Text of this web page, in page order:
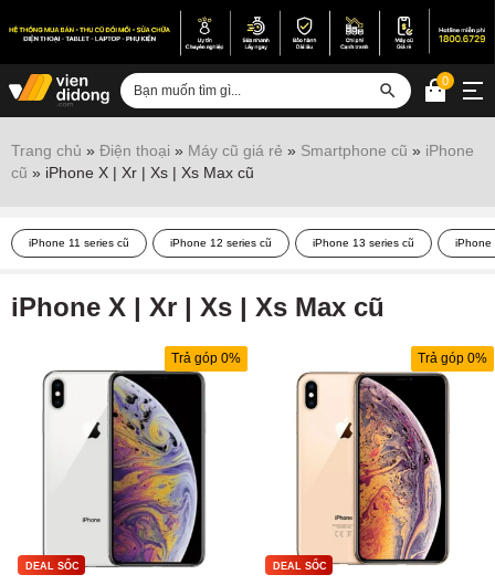
Sửa iPhone
Sửa iPad
Sửa Laptop
Sửa chữa thiết bị khác
0
Trang chủ » Điện thoại » Máy cũ giá rẻ » Smartphone cũ » iPhone
cũ » iPhone X | Xr | Xs | Xs Max cũ
iPhone 11 series cũ iPhone 12 series cũ iPhone 13 series cũ iPhone
iPhone X | Xr | Xs | Xs Max cũ
Trả góp 0%
DEAL SỐC
Trả góp 0%
DEAL SỐC